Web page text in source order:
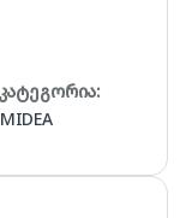
კატეგორია:
MIDEA